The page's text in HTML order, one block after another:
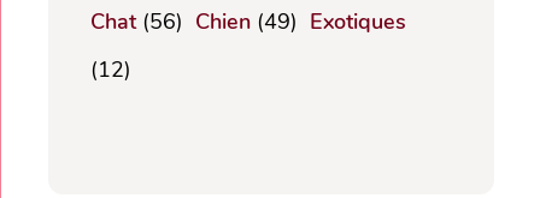
Chat(56) Chien (49) Exotiques
(12)